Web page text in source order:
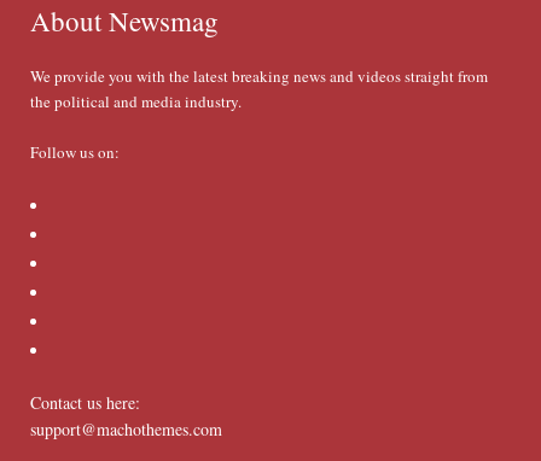
About Newsmag
We provide you with the latest breaking news and videos straight from
the political and media industry.
Follow us on:
Contact us here:
support@machothemes.com